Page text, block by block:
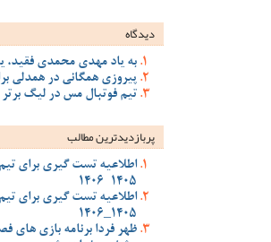
دیدگاه
به یاد مهدی محمدی فقید،
پیروزی همگانی در همدلی
تیم فوتبال مس در لیگ برتر 87_1386، با خاطرات مس
پربازدیدترین‌ مطالب
اطلاعیه تست گیری برای
1405-1406
اطلاعیه تست گیری برای
1405_1406
ظهر فردا برنامه بازی